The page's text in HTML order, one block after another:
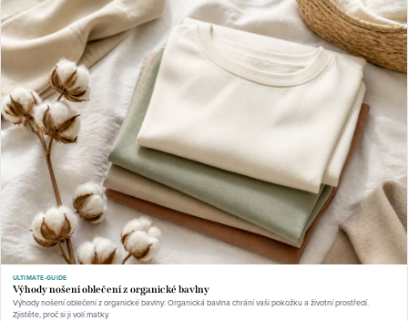
ULTIMATE-GUIDE
Výhody nošení oblečení z organické bavlny
Výhody nošení oblečení z organické bavlny: Organická bavlna chrání vaši pokožku a životní prostředí.
Zjistěte, proč si ji volí matky.